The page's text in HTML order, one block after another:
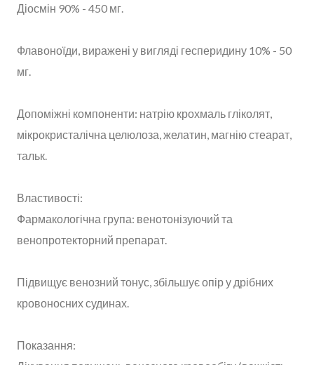
Діосмін 90% - 450 мг.
Флавоноїди, виражені у вигляді гесперидину 10% - 50
мг.
Допоміжні компоненти: натрію крохмаль гліколят,
мікрокристалічна целюлоза, желатин, магнію стеарат,
тальк.
Властивості:
Фармакологічна група: венотонізуючий та
венопротекторний препарат.
Підвищує венозний тонус, збільшує опір у дрібних
кровоносних судинах.
Показання: